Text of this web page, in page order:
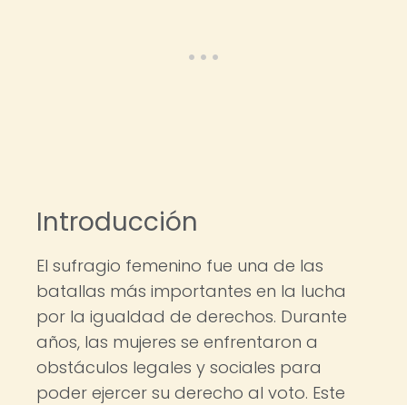
Introducción
El sufragio femenino fue una de las
batallas más importantes en la lucha
por la igualdad de derechos. Durante
años, las mujeres se enfrentaron a
obstáculos legales y sociales para
poder ejercer su derecho al voto. Este